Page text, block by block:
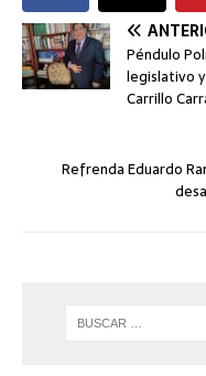
Péndulo
legislativo
Carrillo
Refrenda Eduardo